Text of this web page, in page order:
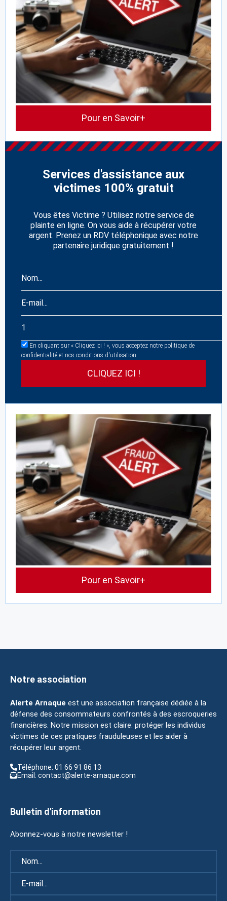
Pour en Savoir+
Services d'assistance aux
victimes 100% gratuit
Vous êtes Victime ? Utilisez notre service de
plainte en ligne. On vous aide à récupérer votre
argent. Prenez un RDV téléphonique avec notre
partenaire juridique gratuitement !
En cliquant sur « Cliquez ici ! », vous acceptez notre politique de
confidentialité et nos conditions d'utilisation.
Pour en Savoir+
Notre association
Alerte Arnaque est une association française dédiée à la
défense des consommateurs confrontés à des escroqueries
financières. Notre mission est claire: protéger les individus
victimes de ces pratiques frauduleuses et les aider à
récupérer leur argent.
Téléphone: 01 66 91 86 13
Email: contact@alerte-arnaque.com
Bulletin d'information
Abonnez-vous à notre newsletter !